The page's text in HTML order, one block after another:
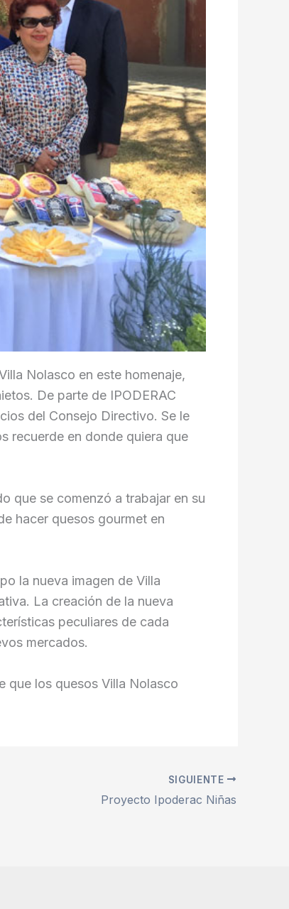
Nolasco en este homenaje,
De parte de IPODERAC
del Consejo Directivo. Se le
recuerde en donde quiera que
que se comenzó a trabajar en su
hacer quesos gourmet en
la nueva imagen de Villa
La creación de la nueva
peculiares de cada
mercados.
que los quesos Villa Nolasco
SIGUIENTE
Proyecto Ipoderac Niñas